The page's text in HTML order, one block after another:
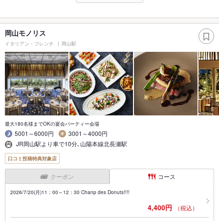
岡山モノリス
イタリアン・フレンチ 岡山駅
最大180名様までOKの宴会パーティー会場
5001～6000円
3001～4000円
JR岡山駅より車で10分､山陽本線北長瀬駅
口コミ投稿特典対象店
クーポン コース
2026/7/20(月)11：00～12：30 Chanp des Donuts!!!!
4,400円 （税込）